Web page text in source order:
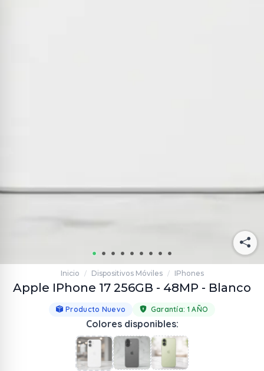
Inicio / Dispositivos Móviles / IPhones
Apple IPhone 17 256GB - 48MP - Blanco
Producto Nuevo Garantía: 1 AÑO
Colores disponibles: